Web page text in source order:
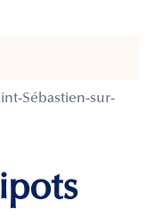
Sébastien-sur-